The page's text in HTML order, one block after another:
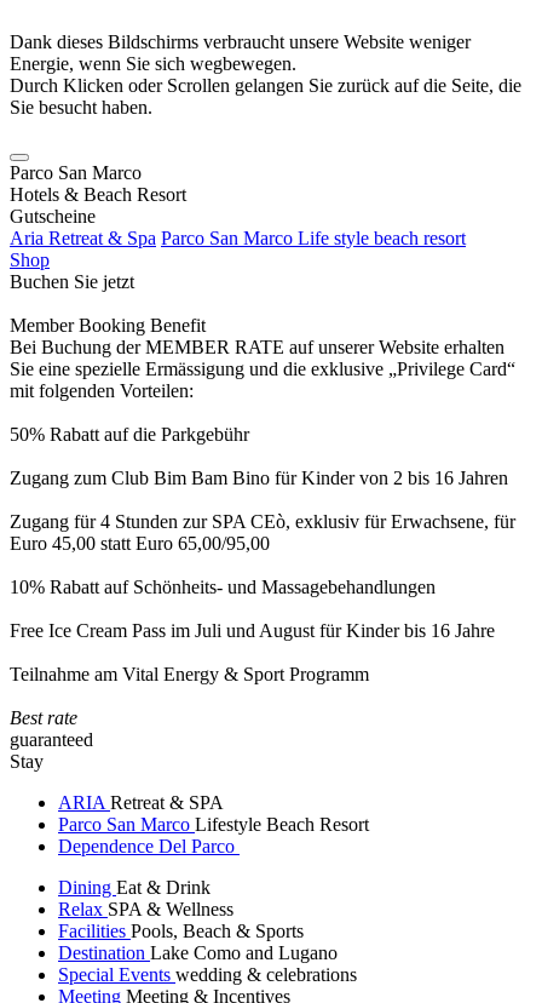
Dank dieses Bildschirms verbraucht unsere Website weniger
Energie, wenn Sie sich wegbewegen.
Durch Klicken oder Scrollen gelangen Sie zurück auf die Seite, die
Sie besucht haben.
Parco San Marco
Hotels & Beach Resort
Gutscheine
Aria Retreat & Spa Parco San Marco Life style beach resort
Shop
Buchen Sie jetzt
Member Booking Benefit
Bei Buchung der MEMBER RATE auf unserer Website erhalten
Sie eine spezielle Ermässigung und die exklusive „Privilege Card“
mit folgenden Vorteilen:
50% Rabatt auf die Parkgebühr
Zugang zum Club Bim Bam Bino für Kinder von 2 bis 16 Jahren
Zugang für 4 Stunden zur SPA CEò, exklusiv für Erwachsene, für
Euro 45,00 statt Euro 65,00/95,00
10% Rabatt auf Schönheits- und Massagebehandlungen
Free Ice Cream Pass im Juli und August für Kinder bis 16 Jahre
Teilnahme am Vital Energy & Sport Programm
Best rate
guaranteed
Stay
ARIA Retreat & SPA
Parco San Marco Lifestyle Beach Resort
Dependence Del Parco
Dining Eat & Drink
Relax SPA & Wellness
Facilities Pools, Beach & Sports
Destination Lake Como and Lugano
Special Events wedding & celebrations
Meeting Meeting & Incentives